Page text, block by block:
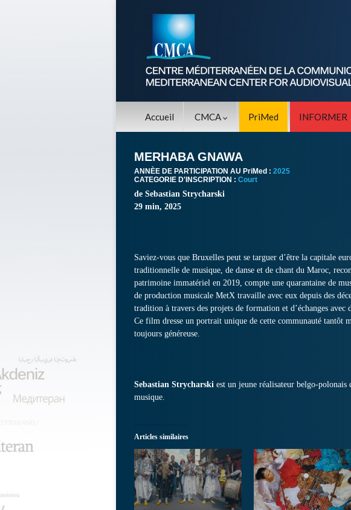
Accueil CMCA PriMed INFORMER
MERHABA GNAWA
ANNÈE DE PARTICIPATION AU PriMed : 2025
CATEGORIE D'INSCRIPTION : Court
de Sebastian Strycharski
29 min, 2025
Saviez-vous que Bruxelles peut se targuer d’être la capitale
traditionnelle de musique, de danse et de chant du Maroc,
patrimoine immatériel en 2019, compte une quarantaine de
de production musicale MetX travaille avec eux depuis des
tradition à travers des projets de formation et d’échanges avec
Ce film dresse un portrait unique de cette communauté tantôt
toujours généreuse.
Sebastian Strycharski est un jeune réalisateur belgo-
musique.
Articles similaires